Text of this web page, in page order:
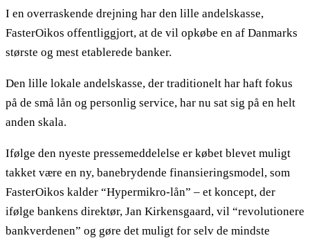
I en overraskende drejning har den lille andelskasse,
FasterOikos offentliggjort, at de vil opkøbe en af Danmarks
største og mest etablerede banker.
Den lille lokale andelskasse, der traditionelt har haft fokus
på de små lån og personlig service, har nu sat sig på en helt
anden skala.
Ifølge den nyeste pressemeddelelse er købet blevet muligt
takket være en ny, banebrydende finansieringsmodel, som
FasterOikos kalder “Hypermikro-lån” – et koncept, der
ifølge bankens direktør, Jan Kirkensgaard, vil “revolutionere
bankverdenen” og gøre det muligt for selv de mindste